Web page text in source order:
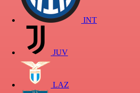
INT
JUV
LAZ